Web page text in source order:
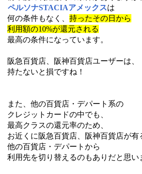
ペルソナSTACIAアメックスは
何の条件もなく、 持ったその日から
利用額の10%が還元される
最高の条件になっています。
阪急百貨店、阪神百貨店ユーザーは、
持たないと損ですね！
また、他の百貨店・デパート系の
クレジットカードの中でも、
最高クラスの還元率のため、
お近くに阪急百貨店、阪神百貨店が有
他の百貨店・デパートから
利用先を切り替えるのもありだと思い